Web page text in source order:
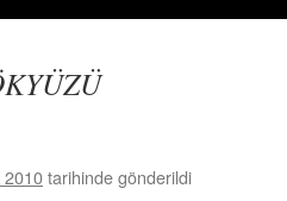
2010tarihinde gönderildi